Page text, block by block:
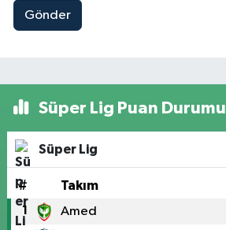
Gönder
Süper Lig Puan Durumu
Süper Lig
# Takım
1 Amed